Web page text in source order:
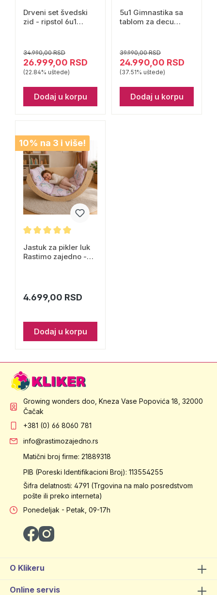
Drveni set švedski
zid - ripstol 6u1
34.990,00 RSD
26.999,00 RSD
(22.84% uštede)
Dodaj u korpu
5u1 Gimnastika sa
tablom za decu
39.990,00 RSD
24.990,00 RSD
(37.51% uštede)
Dodaj u korpu
10% na 3 i više!
Jastuk za pikler luk
Rastimo zajedno -
4.699,00 RSD
Dodaj u korpu
Growing wonders doo, Kneza Vase Popovića 18, 32000
Čačak
+381 (0) 66 8060 781
info@rastimozajedno.rs
Matični broj firme: 21889318
PIB (Poreski Identifikacioni Broj): 113554255
Šifra delatnosti: 4791 (Trgovina na malo posredstvom
pošte ili preko interneta)
Ponedeljak - Petak, 09-17h
O Klikeru
Online servis